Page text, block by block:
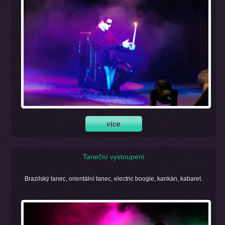
Taneční vystoupení
Brazilský tanec, orientální tanec, electric boogie, kankán, kabaret.